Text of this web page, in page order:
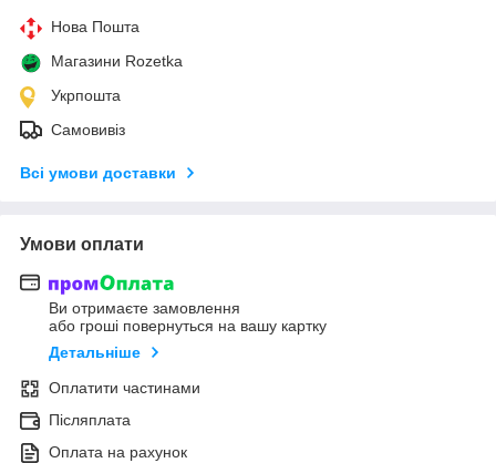
Нова Пошта
Магазини Rozetka
Укрпошта
Самовивіз
Всі умови доставки
Умови оплати
Ви отримаєте замовлення
або гроші повернуться на вашу картку
Детальніше
Оплатити частинами
Післяплата
Оплата на рахунок